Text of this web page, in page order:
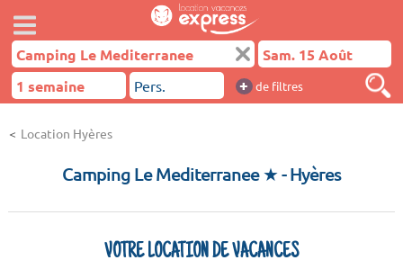
+ de filtres
Location Hyères
Camping Le Mediterranee ★- Hyères
VOTRE LOCATION DE VACANCES